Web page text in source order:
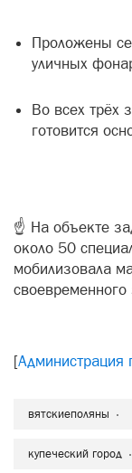
Проложены
уличных
Во всех трёх
готовится
☝ На объекте
около 50
мобилизовала
[Администрация
вятскиеполяны
купеческий город